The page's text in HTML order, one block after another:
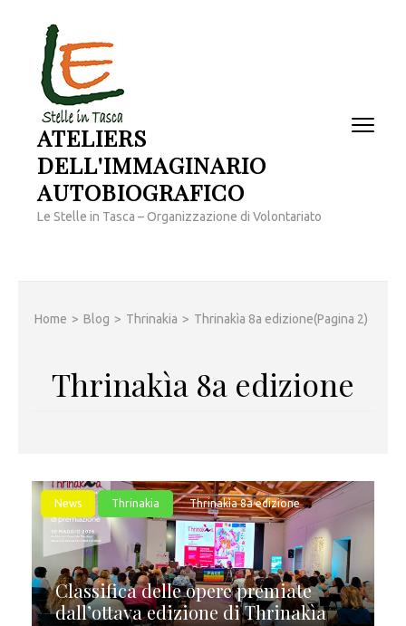
contenuto
(premi
invio)
ATELIERS
DELL'IMMAGINARIO
AUTOBIOGRAFICO
Le Stelle in Tasca – Organizzazione di Volontariato
Home > Blog > Thrinakia > Thrinakìa 8a edizione(Pagina 2)
Thrinakìa 8a edizione
News Thrinakia Thrinakìa 8a edizione
Classifica delle opere premiate
dall’ottava edizione di Thrinakìa